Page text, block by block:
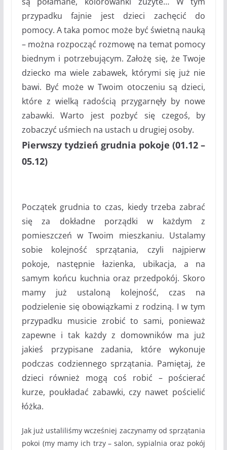
przypadku fajnie jest dzieci zachęcić do
pomocy. A taka pomoc może być świetną nauką
– można rozpocząć rozmowę na temat pomocy
biednym i potrzebującym. Założę się, że Twoje
dziecko ma wiele zabawek, którymi się już nie
bawi. Być może w Twoim otoczeniu są dzieci,
które z wielką radością przygarnęły by nowe
zabawki. Warto jest pozbyć się czegoś, by
zobaczyć uśmiech na ustach u drugiej osoby.
Pierwszy tydzień grudnia pokoje (01.12 –
05.12)
Początek grudnia to czas, kiedy trzeba zabrać
się za dokładne porządki w każdym z
pomieszczeń w Twoim mieszkaniu. Ustalamy
sobie kolejność sprzątania, czyli najpierw
pokoje, następnie łazienka, ubikacja, a na
samym końcu kuchnia oraz przedpokój. Skoro
mamy już ustaloną kolejność, czas na
podzielenie się obowiązkami z rodziną. I w tym
przypadku musicie zrobić to sami, ponieważ
zapewne i tak każdy z domowników ma już
jakieś przypisane zadania, które wykonuje
podczas codziennego sprzątania. Pamiętaj, że
dzieci również mogą coś robić – pościerać
kurze, poukładać zabawki, czy nawet pościelić
łóżka.
Jak już ustaliliśmy wcześniej zaczynamy od sprzątania
pokoi (my mamy ich trzy – salon, sypialnia oraz pokój